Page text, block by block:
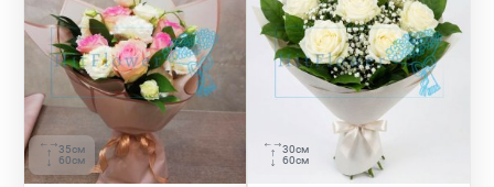
35см
60см
30см
60см